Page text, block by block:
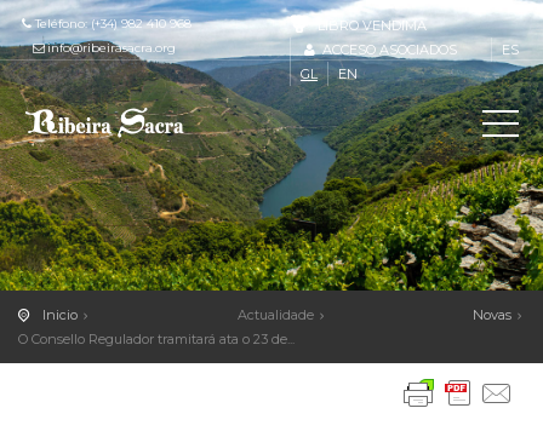
Teléfono: (+34) 982 410 968
info@ribeirasacra.org
LIBRO VENDIMA
ACCESO ASOCIADOS
ES
GL
EN
Inicio Actualidade
Novas
O Consello Regulador tramitará ata o 23 de...